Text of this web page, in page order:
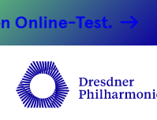
Test.